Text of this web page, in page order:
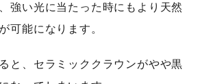
強い光に当たった時にもより天然
可能になります。
と、セラミッククラウンがやや黒